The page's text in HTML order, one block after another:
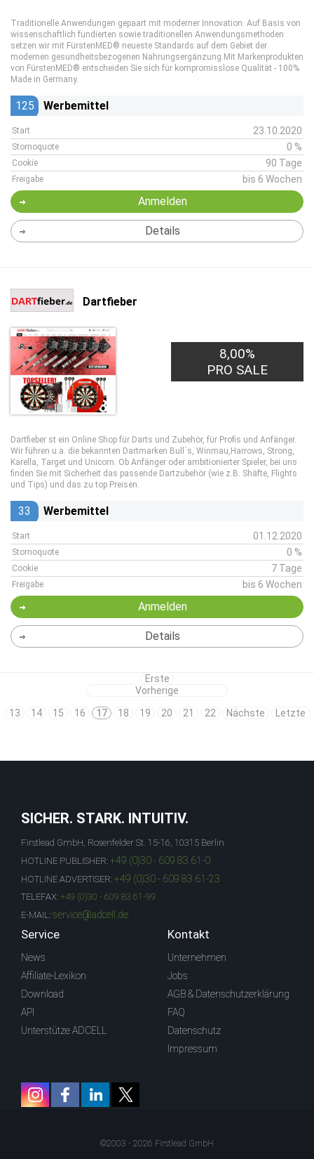
Traditionelle Anwendungen gepaart mit moderner Innovation. Auf Basis von
wissenschaftlich fundierten sowie traditionellen Anwendungsmethoden
setzen wir mit FürstenMED® neueste Standards auf dem Gebiet der
modernen gesundheitsbezogenen Nahrungsergänzung.Mit Markenprodukten
von FürstenMED® entscheiden Sie sich für kompromisslose Qualität - 100%
Made in Germany.
125 Werbemittel
Start 23.10.2020
Stornoquote 0 %
Cookie 90 Tage
Freigabe bis 6 Wochen
Anmelden
Details
Dartfieber
8,00%
PRO SALE
Dartfieber st ein Online Shop für Darts und Zubehör, für Profis und Anfänger.
Wir führen u.a. die bekannten Dartmarken Bull´s, Winmau,Harrows, Strong,
Karella, Target und Unicorn. Ob Anfänger oder ambitionierter Spieler, bei uns
finden Sie mit Sicherheit das passende Dartzubehör (wie z.B. Shäfte, Flights
und Tips) und das zu top Preisen.
33 Werbemittel
Start 01.12.2020
Stornoquote 0 %
Cookie 7 Tage
Freigabe bis 6 Wochen
Anmelden
Details
Erste
Vorherige
13
14 15 16 17 18 19 20 21 22 Nächste Letzte
SICHER. STARK. INTUITIV.
Firstlead GmbH, Rosenfelder St. 15-16, 10315 Berlin
HOTLINE PUBLISHER: +49 (0)30 - 609 83 61-0
HOTLINE ADVERTISER: +49 (0)30 - 609 83 61-23
TELEFAX: +49 (0)30 - 609 83 61-99
E-MAIL: service@adcell.de
Service
News
Affiliate-Lexikon
Download
API
Unterstütze ADCELL
Kontakt
Unternehmen
Jobs
AGB & Datenschutzerklärung
FAQ
Datenschutz
Impressum
©2003 - 2026 Firstlead GmbH